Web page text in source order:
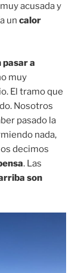
acusada y
un calor
pasar a
muy
El tramo que
Nosotros
pasado la
nada,
decimos
. Las
son